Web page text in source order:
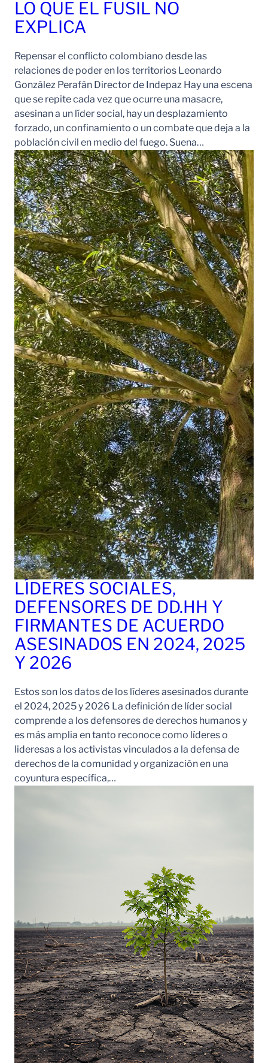
LO QUE EL FUSIL NO
EXPLICA
Repensar el conflicto colombiano desde las
relaciones de poder en los territorios Leonardo
González Perafán Director de Indepaz Hay una escena
que se repite cada vez que ocurre una masacre,
asesinan a un líder social, hay un desplazamiento
forzado, un confinamiento o un combate que deja a la
población civil en medio del fuego. Suena…
LÍDERES SOCIALES,
DEFENSORES DE DD.HH Y
FIRMANTES DE ACUERDO
ASESINADOS EN 2024, 2025
Y 2026
Estos son los datos de los líderes asesinados durante
el 2024, 2025 y 2026 La definición de líder social
comprende a los defensores de derechos humanos y
es más amplia en tanto reconoce como líderes o
lideresas a los activistas vinculados a la defensa de
derechos de la comunidad y organización en una
coyuntura específica,…